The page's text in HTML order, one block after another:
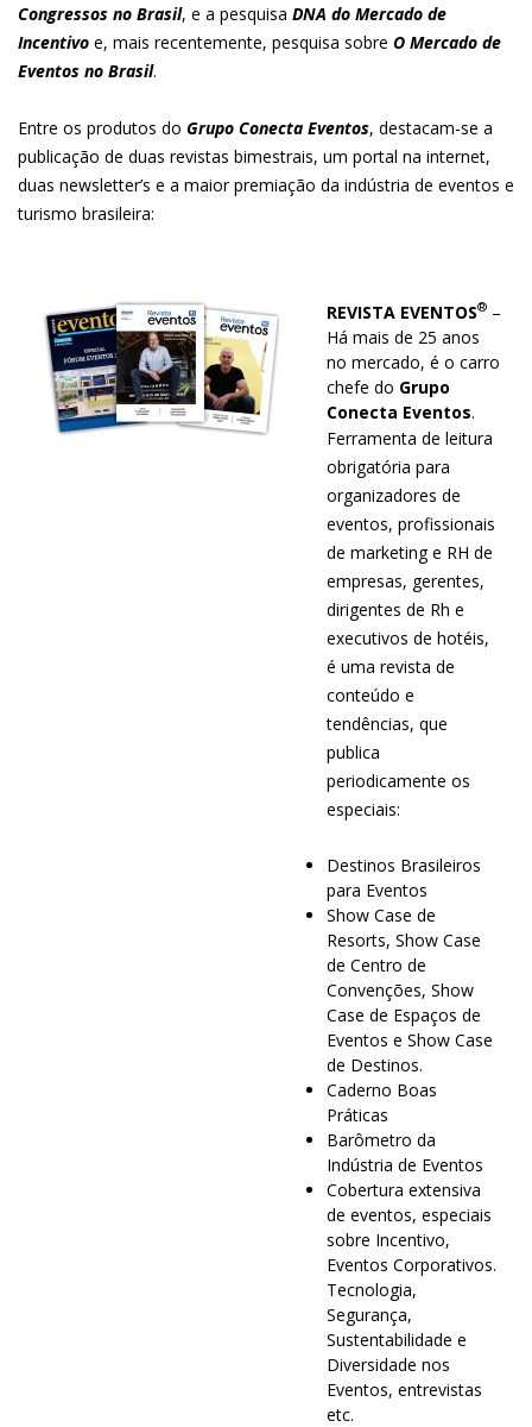
Congressos no Brasil, e a pesquisa DNA do Mercado de
Incentivo e, mais recentemente, pesquisa sobre O Mercado de
Eventos no Brasil.
Entre os produtos do Grupo Conecta Eventos, destacam-se a
publicação de duas revistas bimestrais, um portal na internet,
duas newsletter’s e a maior premiação da indústria de eventos e
turismo brasileira:
REVISTA EVENTOS® –
Há mais de 25 anos
no mercado, é o carro
chefe do Grupo
Conecta Eventos.
Ferramenta de leitura
obrigatória para
organizadores de
eventos, profissionais
de marketing e RH de
empresas, gerentes,
dirigentes de Rh e
executivos de hotéis,
é uma revista de
conteúdo e
tendências, que
publica
periodicamente os
especiais:
Destinos Brasileiros
para Eventos
Show Case de
Resorts, Show Case
de Centro de
Convenções, Show
Case de Espaços de
Eventos e Show Case
de Destinos.
Caderno Boas
Práticas
Barômetro da
Indústria de Eventos
Cobertura extensiva
de eventos, especiais
sobre Incentivo,
Eventos Corporativos.
Tecnologia,
Segurança,
Sustentabilidade e
Diversidade nos
Eventos, entrevistas
etc.